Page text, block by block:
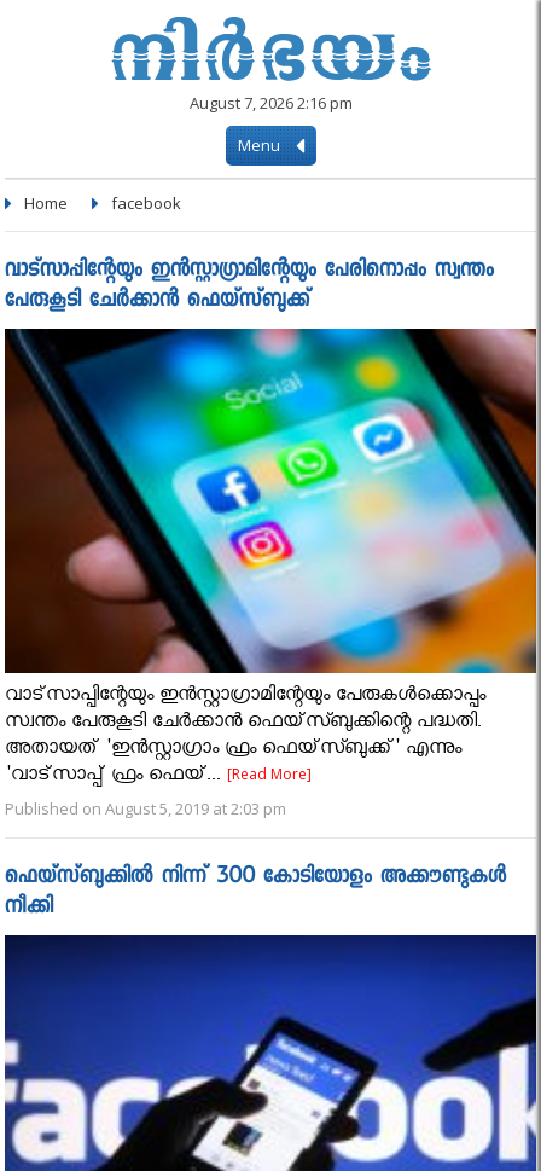
August 7, 2026 2:16 pm
Menu
Home facebook
വാട്‌സാപ്പിന്റേയും ഇന്‍സ്റ്റാഗ്രാമിന്റേയും പേരിനൊപ്പം സ്വന്തം
പേരുകൂടി ചേര്‍ക്കാന്‍ ഫെയ്‌സ്ബുക്ക്
വാട്‌സാപ്പിന്റേയും ഇന്‍സ്റ്റാഗ്രാമിന്റേയും പേരുകള്‍ക്കൊപ്പം
സ്വന്തം പേരുകൂടി ചേര്‍ക്കാന്‍ ഫെയ്‌സ്ബുക്കിന്റെ പദ്ധതി.
അതായത് 'ഇന്‍സ്റ്റാഗ്രാം ഫ്രം ഫെയ്‌സ്ബുക്ക്' എന്നും
'വാട്‌സാപ്പ് ഫ്രം ഫെയ്‌...[Read More]
Published on August 5, 2019 at 2:03 pm
ഫെയ്സ്ബുക്കിൽ നിന്ന് 300 കോടിയോളം അക്കൗണ്ടുകൾ
നീക്കി